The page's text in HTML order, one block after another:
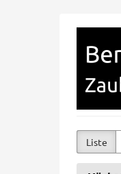
Bene
und
Liste